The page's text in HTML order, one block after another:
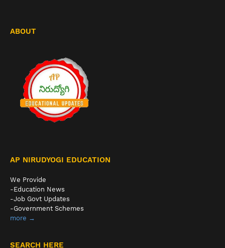
ABOUT
AP NIRUDYOGI EDUCATION
We Provide
-Education News
-Job Govt Updates
-Government Schemes
more →
SEARCH HERE